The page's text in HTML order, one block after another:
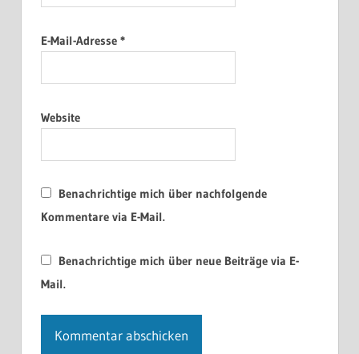
E-Mail-Adresse *
Website
Benachrichtige mich über nachfolgende
Kommentare via E-Mail.
Benachrichtige mich über neue Beiträge via E-
Mail.